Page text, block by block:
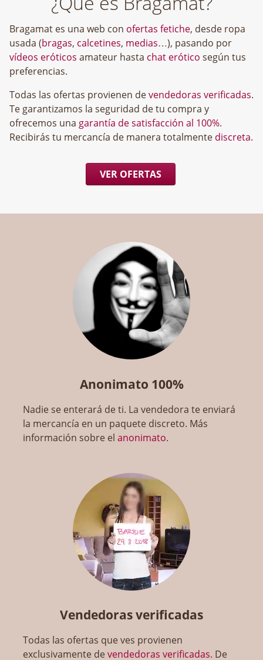
Bragamat es una web con ofertas fetiche, desde ropa
usada (bragas, calcetines, medias…), pasando por
vídeos eróticos amateur hasta chat erótico según tus
preferencias.
Todas las ofertas provienen devendedoras verificadas.
Te garantizamos la seguridad de tu compra y
ofrecemos una garantía de satisfacción al 100%.
Recibirás tu mercancía de manera totalmente discreta.
VER OFERTAS
Anonimato 100%
Nadie se enterará de ti. La vendedora te enviará
la mercancía en un paquete discreto. Más
información sobre elanonimato.
Vendedoras verificadas
Todas las ofertas que ves provienen
exclusivamente devendedoras verificadas. De